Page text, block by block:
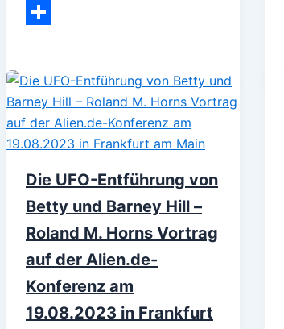
Email
Die UFO-Entführung von
Betty und Barney Hill –
Roland M. Horns Vortrag
auf der Alien.de-
Konferenz am
19.08.2023 in Frankfurt